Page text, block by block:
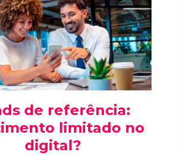
de referência:
limitado no
digital?